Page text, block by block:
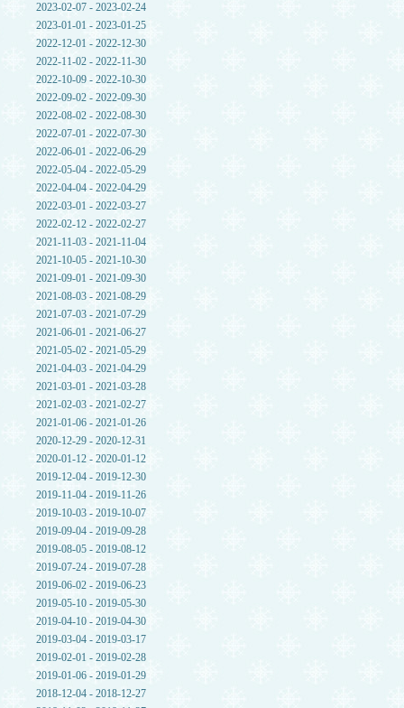
2023-02-07 - 2023-02-24
2023-01-01 - 2023-01-25
2022-12-01 - 2022-12-30
2022-11-02 - 2022-11-30
2022-10-09 - 2022-10-30
2022-09-02 - 2022-09-30
2022-08-02 - 2022-08-30
2022-07-01 - 2022-07-30
2022-06-01 - 2022-06-29
2022-05-04 - 2022-05-29
2022-04-04 - 2022-04-29
2022-03-01 - 2022-03-27
2022-02-12 - 2022-02-27
2021-11-03 - 2021-11-04
2021-10-05 - 2021-10-30
2021-09-01 - 2021-09-30
2021-08-03 - 2021-08-29
2021-07-03 - 2021-07-29
2021-06-01 - 2021-06-27
2021-05-02 - 2021-05-29
2021-04-03 - 2021-04-29
2021-03-01 - 2021-03-28
2021-02-03 - 2021-02-27
2021-01-06 - 2021-01-26
2020-12-29 - 2020-12-31
2020-01-12 - 2020-01-12
2019-12-04 - 2019-12-30
2019-11-04 - 2019-11-26
2019-10-03 - 2019-10-07
2019-09-04 - 2019-09-28
2019-08-05 - 2019-08-12
2019-07-24 - 2019-07-28
2019-06-02 - 2019-06-23
2019-05-10 - 2019-05-30
2019-04-10 - 2019-04-30
2019-03-04 - 2019-03-17
2019-02-01 - 2019-02-28
2019-01-06 - 2019-01-29
2018-12-04 - 2018-12-27